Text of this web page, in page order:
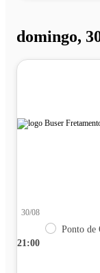
domingo,
21:00
30/08
Ponto de